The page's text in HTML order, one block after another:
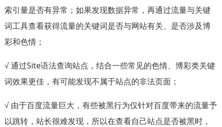
索引量是否有异常；如果发现数据异常，再通过流量与关键
词工具查看获得流量的关键词是否与网站有关、是否涉及博
彩和色情；
√ 通过Site语法查询站点，结合一些常见的色情、博彩类关键
词效果更佳，有可能发现不属于站点的非法页面；
√ 由于百度流量巨大，有些被黑行为仅针对百度带来的流量予
以跳转，站长很难发现，所以在查看自己站点是否被黑时，